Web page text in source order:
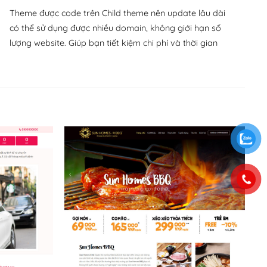
Theme được code trên Child theme nên update lâu dài
có thể sử dụng được nhiều domain, không giới hạn số
lượng website. Giúp bạn tiết kiệm chi phí và thời gian